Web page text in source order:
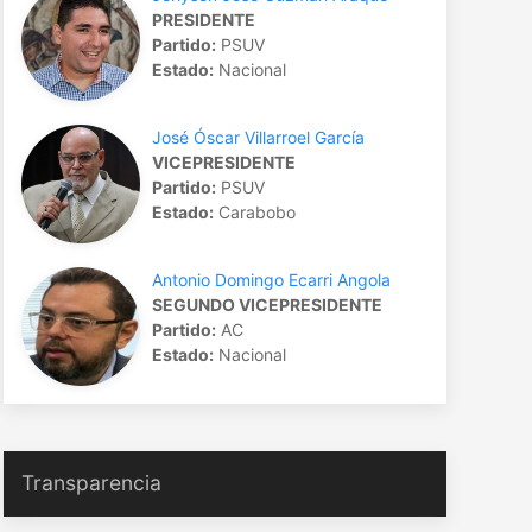
PRESIDENTE
Partido:PSUV
Estado:Nacional
José Óscar Villarroel García
VICEPRESIDENTE
Partido:PSUV
Estado:Carabobo
Antonio Domingo Ecarri Angola
SEGUNDO VICEPRESIDENTE
Partido:AC
Estado:Nacional
Transparencia